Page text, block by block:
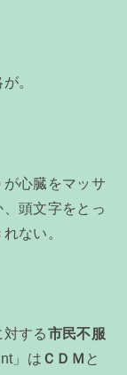
。
心臓をマッサ
頭文字をとっ
ない。
する市民不服
」は ＣＤＭ と